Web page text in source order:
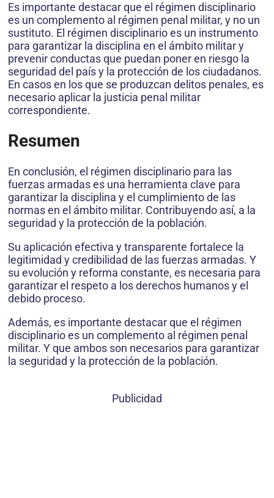
Es importante destacar que el régimen disciplinario
es un complemento al régimen penal militar, y no un
sustituto. El régimen disciplinario es un instrumento
para garantizar la disciplina en el ámbito militar y
prevenir conductas que puedan poner en riesgo la
seguridad del país y la protección de los ciudadanos.
En casos en los que se produzcan delitos penales, es
necesario aplicar la justicia penal militar
correspondiente.
Resumen
En conclusión, el régimen disciplinario para las
fuerzas armadas es una herramienta clave para
garantizar la disciplina y el cumplimiento de las
normas en el ámbito militar. Contribuyendo así, a la
seguridad y la protección de la población.
Su aplicación efectiva y transparente fortalece la
legitimidad y credibilidad de las fuerzas armadas. Y
su evolución y reforma constante, es necesaria para
garantizar el respeto a los derechos humanos y el
debido proceso.
Además, es importante destacar que el régimen
disciplinario es un complemento al régimen penal
militar. Y que ambos son necesarios para garantizar
la seguridad y la protección de la población.
Publicidad